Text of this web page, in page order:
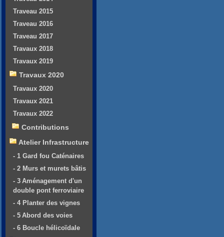
Traveau 2015
Traveau 2016
Traveau 2017
Travaux 2018
Travaux 2019
Travaux 2020
Travaux 2020
Travaux 2021
Travaux 2022
Contributions
Atelier Infrastructure
- 1 Gard fou Caténaires
- 2 Murs et murets bâtis
- 3 Aménagement d'un
double pont ferroviaire
- 4 Planter des vignes
- 5 Abord des voies
- 6 Boucle hélicoïdale